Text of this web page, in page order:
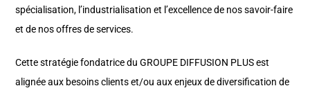
spécialisation, l’industrialisation et l’excellence de nos savoir-faire
et de nos offres de services.
Cette stratégie fondatrice du GROUPE DIFFUSION PLUS est
alignée aux besoins clients et/ou aux enjeux de diversification de